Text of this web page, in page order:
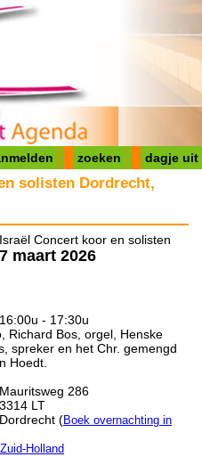
zoeken dagje uit
solisten Dordrecht,
Israël Concert koor en solisten
7 maart 2026
16:00u - 17:30u
Richard Bos, orgel, Henske
spreker en het Chr. gemengd
Hoedt.
Mauritsweg 286
3314 LT
Dordrecht (Boek overnachting in
Holland